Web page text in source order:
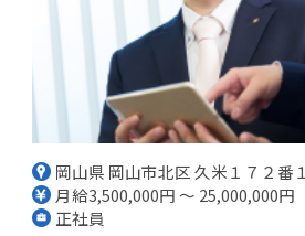
岡山県 岡山市北区 久米１７２番１
月給3,500,000円 ～ 25,000,000円
正社員